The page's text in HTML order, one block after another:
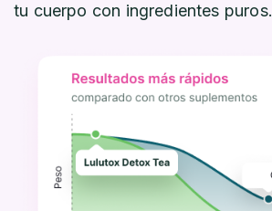
tu cuerpo con ingredientes puros.